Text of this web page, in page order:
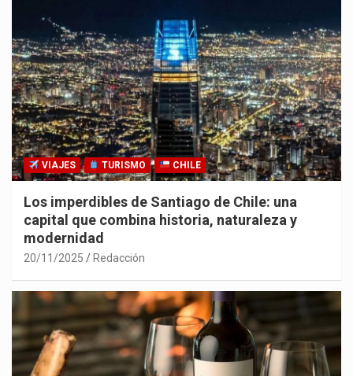
VIAJES TURISMO CHILE
Los imperdibles de Santiago de Chile: una
capital que combina historia, naturaleza y
modernidad
20/11/2025 Redacción